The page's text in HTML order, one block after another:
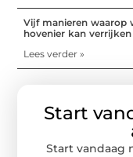
Vijf manieren waarop
hovenier kan verrijken
Lees verder »
Start
Start vandaag